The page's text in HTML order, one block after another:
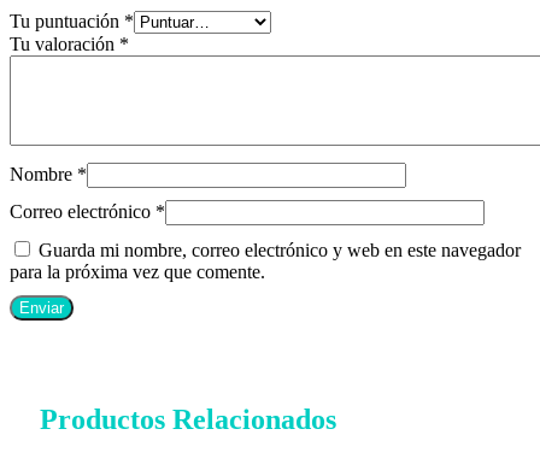
Tu puntuación *
Tu valoración *
Nombre *
Correo electrónico *
Guarda mi nombre, correo electrónico y web en este navegador
para la próxima vez que comente.
Productos Relacionados